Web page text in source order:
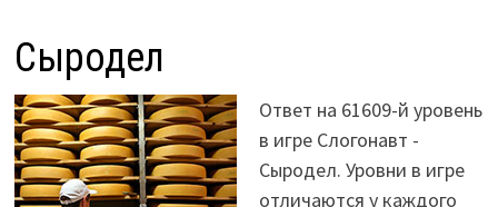
Сыродел
Ответ на 61609-й уровень
в игре Слогонавт -
Сыродел. Уровни в игре
отличаются у каждого